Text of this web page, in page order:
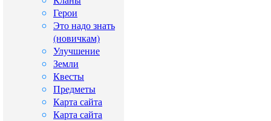
Герои
Это надо знать
(новичкам)
Улучшение
Земли
Квесты
Предметы
Карта сайта
Карта сайта